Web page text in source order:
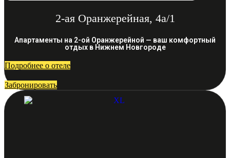
2-ая Оранжерейная, 4а/1
Апартаменты на 2-ой Оранжерейной — ваш комфортный
отдых в Нижнем Новгороде
Подробнее о отеле
Забронировать